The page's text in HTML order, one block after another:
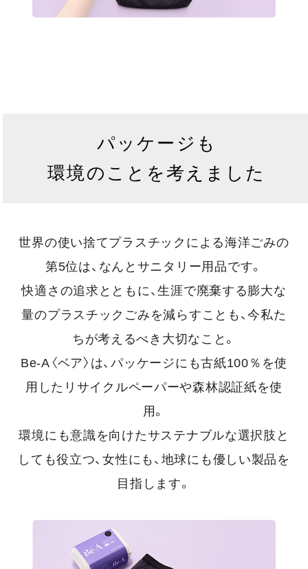
パッケージも
環境のことを考えました
世界の使い捨てプラスチックによる海洋ごみの
第5位は、なんとサニタリー用品です。
快適さの追求とともに、生涯で廃棄する膨大な
量のプラスチックごみを減らすことも、今私た
ちが考えるべき大切なこと。
Be-A〈ベア〉は、パッケージにも古紙100％を使
用したリサイクルペーパーや森林認証紙を使
用。
環境にも意識を向けたサステナブルな選択肢と
しても役立つ、女性にも、地球にも優しい製品を
目指します。